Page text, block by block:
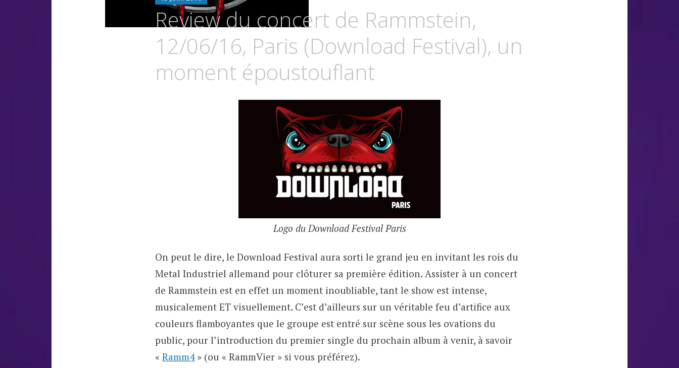
LUZ
OSCURIA
Review du concert de Rammstein,
12/06/16, Paris (Download Festival), un
moment époustouflant
Logo du Download Festival Paris
On peut le dire, le Download Festival aura sorti le grand jeu en invitant les rois du
Metal Industriel allemand pour clôturer sa première édition. Assister à un concert
de Rammstein est en effet un moment inoubliable, tant le show est intense,
musicalement ET visuellement. C’est d’ailleurs sur un véritable feu d’artifice aux
couleurs flamboyantes que le groupe est entré sur scène sous les ovations du
public, pour l’introduction du premier single du prochain album à venir, à savoir
« Ramm4» (ou « RammVier » si vous préférez).